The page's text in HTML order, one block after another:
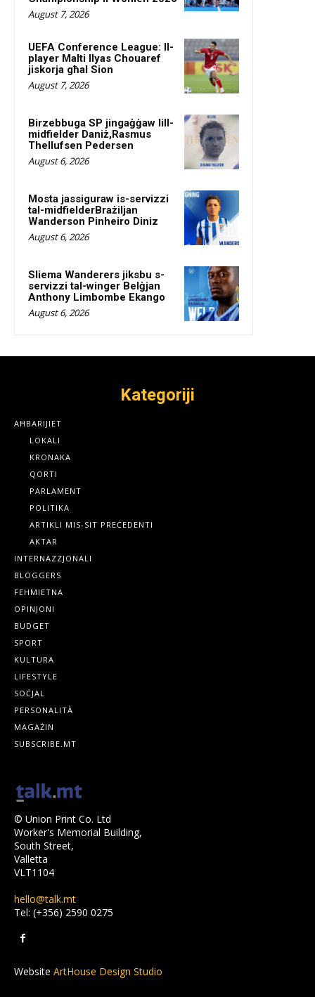
August 7, 2026
UEFA Conference League: Il-
player Malti Ilyas Chouaref
jiskorja għal Sion
August 7, 2026
Birzebbuga SP jingaġġaw lill-
midfielder Daniż,Rasmus
Thellufsen Pedersen
August 6, 2026
Mosta jassiguraw is-servizzi
tal-midfielderBrażiljan
Wanderson Pinheiro Diniz
August 6, 2026
Sliema Wanderers jiksbu s-
servizzi tal-winger Belġjan
Anthony Limbombe Ekango
August 6, 2026
Kategoriji
AĦBARIJIET
LOKALI
KRONAKA
QORTI
PARLAMENT
POLITIKA
ARTIKLI MIS-SIT PREĊEDENTI
AKTAR
INTERNAZZJONALI
BLOGGERS
FEHMIETNA
OPINJONI
BUDGET
SPORT
KULTURA
LIFESTYLE
SOĊJAL
PERSONALITÀ
MAGAŻIN
SUBSCRIBE.MT
© Union Print Co. Ltd
Worker's Memorial Building,
South Street,
Valletta
VLT1104
hello@talk.mt
Tel: (+356) 2590 0275
Website ArtHouse Design Studio